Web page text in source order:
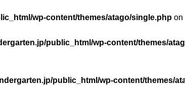
wp-content/themes/atago/single.php on
public_html/wp-content/themes/
public_html/wp-content/themes/